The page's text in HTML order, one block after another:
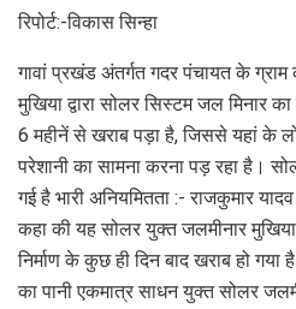
रिपोर्ट:-विकास सिन्हा
गावां प्रखंड अंतर्गत गदर पंचायत के
मुखिया द्वारा सोलर सिस्टम जल मिनार
6 महीनें से खराब पड़ा है, जिससे यहां के
परेशानी का सामना करना पड़ रहा है।
गई है भारी अनियमितता :- राजकुमार
कहा की यह सोलर युक्त जलमीनार मुखिया
निर्माण के कुछ ही दिन बाद खराब हो गया
का पानी एकमात्र साधन युक्त सोलर